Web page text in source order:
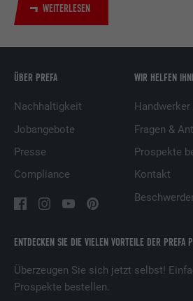
WEITERLESEN
ENTDECKEN SIE DIE VIELEN VORTEILE DER PREFA
Überzeugen Sie sich jetzt selbst!
Prospekte bestellen.
ÜBER PREFA
Nachhaltigkeit
Jobangebote
Presse
Compliance
WIR HELFEN
Fragen &
Prospekte
Kontakt
Name
Anbieter
Verwendet vom
LinkedIn für die
Dienstleistungen.
Name lissc